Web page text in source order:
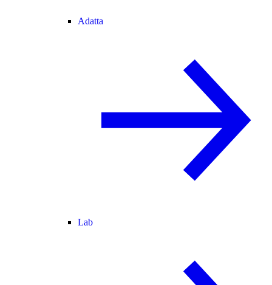
Adatta
Lab